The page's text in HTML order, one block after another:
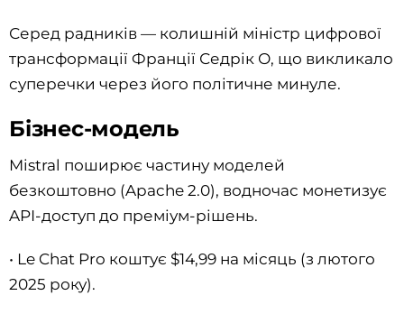
Серед радників — колишній міністр цифрової
трансформації Франції Седрік О, що викликало
суперечки через його політичне минуле.
Бізнес-модель
Mistral поширює частину моделей
безкоштовно (Apache 2.0), водночас монетизує
API-доступ до преміум-рішень.
• Le Chat Pro коштує $14,99 на місяць (з лютого
2025 року).